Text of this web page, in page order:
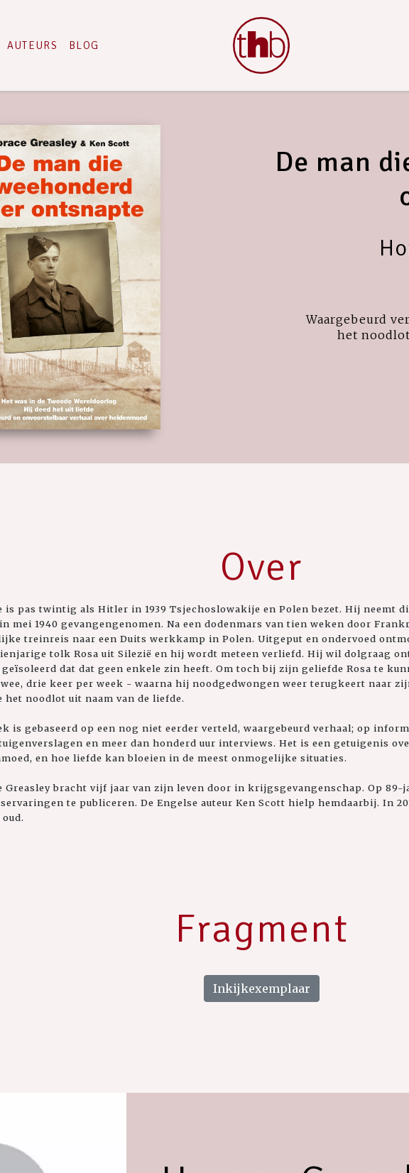
AUTEURS BLOG
De man
Waargebeurd
het
Over
is pas twintig als Hitler in 1939 Tsjechoslowakije en Polen bezet. Hij neemt
mei 1940 gevangengenomen. Na een dodenmars van tien weken door
treinreis naar een Duits werkkamp in Polen. Uitgeput en ondervoed
tolk Rosa uit Silezië en hij wordt meteen verliefd. Hij wil dolgraag
dat dat geen enkele zin heeft. Om toch bij zijn geliefde Rosa te
drie keer per week - waarna hij noodgedwongen weer terugkeert naar
het noodlot uit naam van de liefde.
is gebaseerd op een nog niet eerder verteld, waargebeurd verhaal; op
en meer dan honderd uur interviews. Het is een getuigenis
en hoe liefde kan bloeien in de meest onmogelijke situaties.
Greasley bracht vijf jaar van zijn leven door in krijgsgevangenschap. Op
te publiceren. De Engelse auteur Ken Scott hielp hemdaarbij. In
Fragment
Inkijkexemplaar